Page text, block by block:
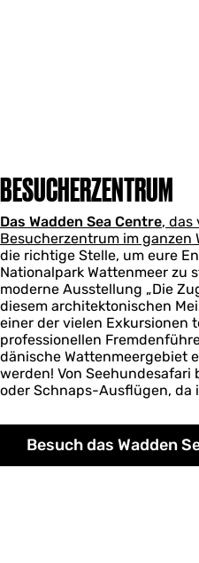
BESUCHERZENTRUM
Das Wadden Sea Centre, das
Besucherzentrum im ganzen
die richtige Stelle, um eure
Nationalpark Wattenmeer zu
moderne Ausstellung „Die
diesem architektonischen
einer der vielen Exkursionen
professionellen
dänische Wattenmeergebiet
werden! Von
oder Schnaps-Ausflügen, da
Besuch das Wadden